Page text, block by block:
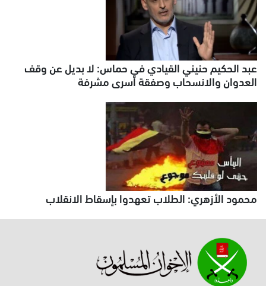
عبد الحكيم حنيني القيادي في حماس: لا بديل عن وقف
العدوان والانسحاب وصفقة أسرى مشرفة
محمود الأزهري: الطلاب تعهدوا بإسقاط الانقلاب